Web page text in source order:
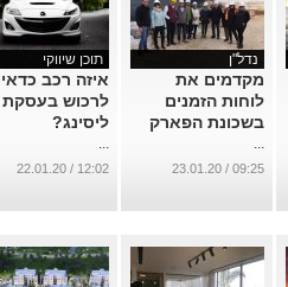
נדל"ן
מקדמים את
לוחות הזמנים
בשכונת הפארק
...
09:25 / 23.01.20
תוכן שיווקי
איזה רכב כדאי
לרכוש בעסקת
ליסינג?
...
12:02 / 22.01.20